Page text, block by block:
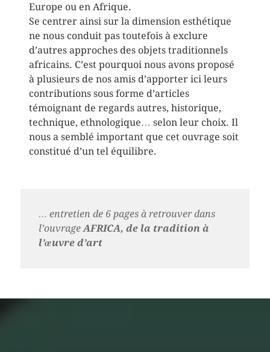
Europe ou en Afrique.
Se centrer ainsi sur la dimension esthétique
ne nous conduit pas toutefois à exclure
d’autres approches des objets traditionnels
africains. C’est pourquoi nous avons proposé
à plusieurs de nos amis d’apporter ici leurs
contributions sous forme d’articles
témoignant de regards autres, historique,
technique, ethnologique… selon leur choix. Il
nous a semblé important que cet ouvrage soit
constitué d’un tel équilibre.
… entretien de 6 pages à retrouver dans
l’ouvrageAFRICA, de la tradition à
l’œuvre d’art